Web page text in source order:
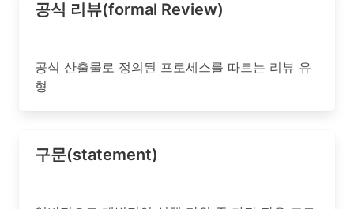
공식 리뷰(formal Review)
공식 산출물로 정의된 프로세스를 따르는 리뷰 유
형
구문(statement)